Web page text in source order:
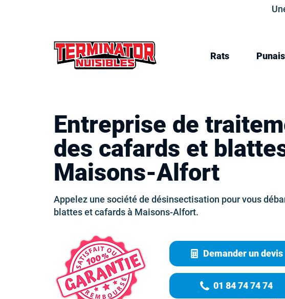
Rats
Entreprise de
des cafards et
Maisons-Alfort
Appelez une société de désinsectisation pour vous
blattes et cafards à Maisons-Alfort.
Demander un devis
01 84 74 74 74